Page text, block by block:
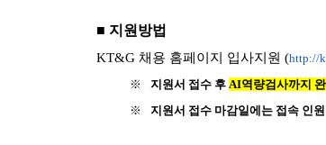
■ 지원방법
KT&G 채용 홈페이지 입사지원 (http://
※ 지원서 접수 후 AI역량검사까지
※ 지원서 접수 마감일에는 접속 인